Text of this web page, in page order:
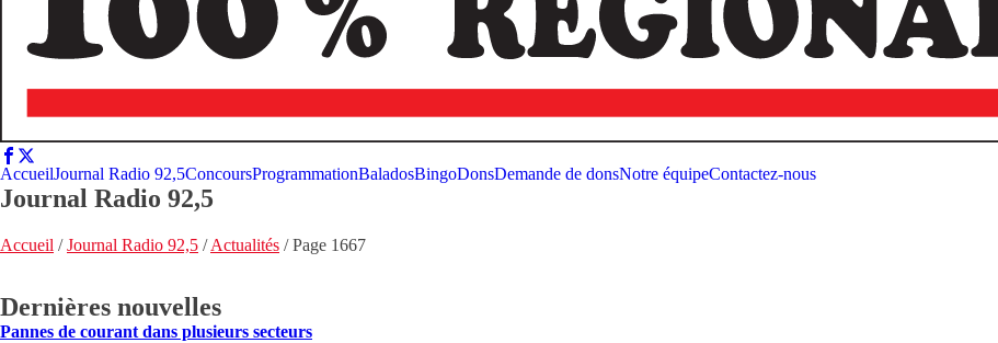
AccueilJournal Radio 92,5ConcoursProgrammationBaladosBingoDonsDemande de donsNotre équipeContactez-nous
Journal Radio 92,5
Accueil /Journal Radio 92,5 /Actualités /Page 1667
Dernières nouvelles
Pannes de courant dans plusieurs secteurs